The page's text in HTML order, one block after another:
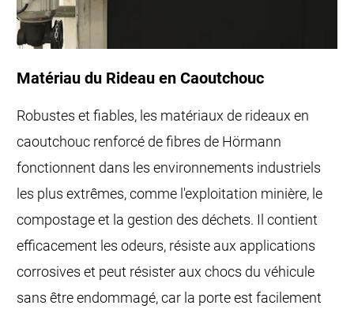
Matériau du Rideau en Caoutchouc
Robustes et fiables, les matériaux de rideaux en
caoutchouc renforcé de fibres de Hörmann
fonctionnent dans les environnements industriels
les plus extrêmes, comme l'exploitation minière, le
compostage et la gestion des déchets. Il contient
efficacement les odeurs, résiste aux applications
corrosives et peut résister aux chocs du véhicule
sans être endommagé, car la porte est facilement